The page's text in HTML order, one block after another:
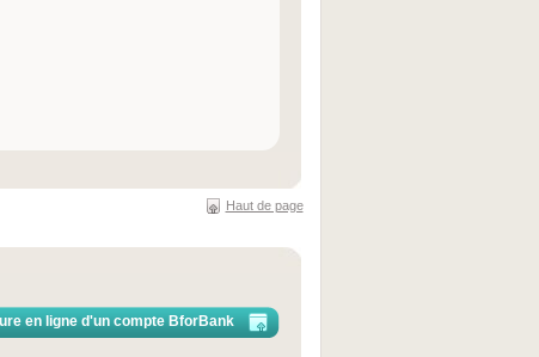
Haut de page
en ligne d'un compte BforBank